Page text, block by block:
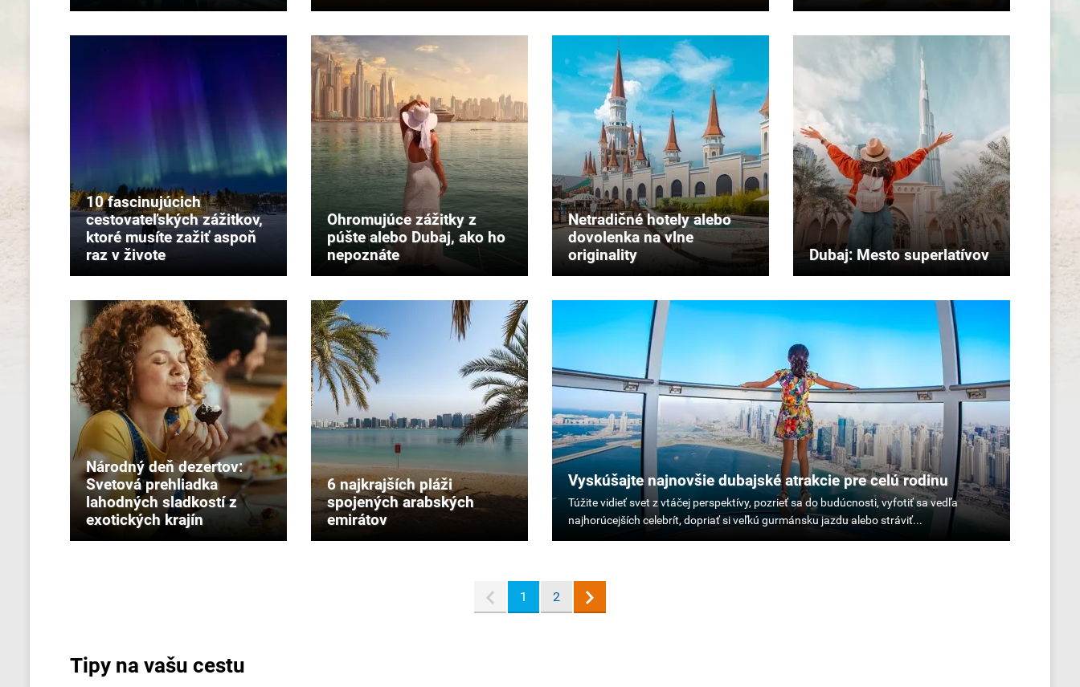
byť
výzvou
aj
nezabudnuteľným
zážitkom.
Stačí
vedieť,
čo
vás
10 fascinujúcich
cestovateľských zážitkov,
ktoré musíte zažiť aspoň
raz v živote
Ohromujúce zážitky z
púšte alebo Dubaj, ako ho
nepoznáte
Netradičné hotely alebo
dovolenka na vlne
originality
Dubaj: Mesto superlatívov
Národný deň dezertov:
Svetová prehliadka
lahodných sladkostí z
exotických krajín
6 najkrajších pláži
spojených arabských
emirátov
Vyskúšajte najnovšie dubajské atrakcie pre celú rodinu
Túžite
vidieť
perspektívy,
pozrieť
1 2
Tipy na vašu cestu